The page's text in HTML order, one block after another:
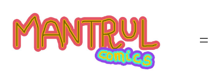
contenido